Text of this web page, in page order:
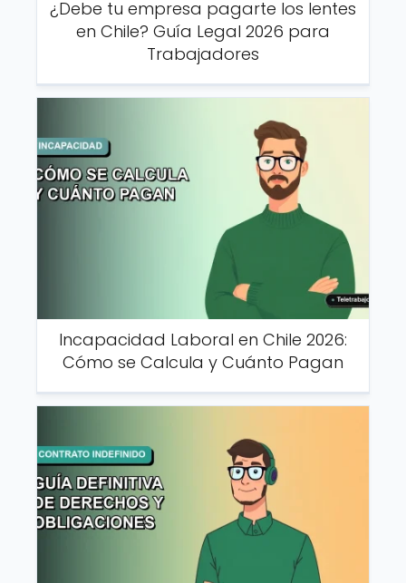
¿Debe tu empresa pagarte los lentes
en Chile? Guía Legal 2026 para
Trabajadores
Incapacidad Laboral en Chile 2026:
Cómo se Calcula y Cuánto Pagan